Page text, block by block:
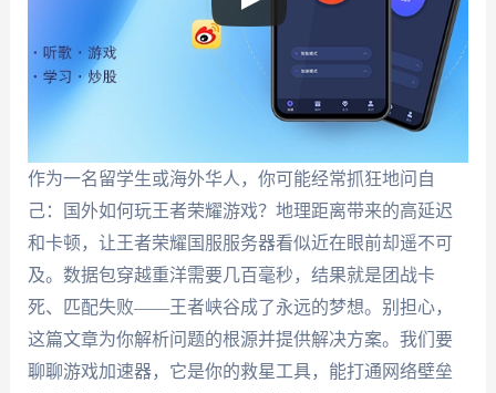
作为一名留学生或海外华人，你可能经常抓狂地问自
己：国外如何玩王者荣耀游戏？地理距离带来的高延迟
和卡顿，让王者荣耀国服服务器看似近在眼前却遥不可
及。数据包穿越重洋需要几百毫秒，结果就是团战卡
死、匹配失败——王者峡谷成了永远的梦想。别担心，
这篇文章为你解析问题的根源并提供解决方案。我们要
聊聊游戏加速器，它是你的救星工具，能打通网络壁垒